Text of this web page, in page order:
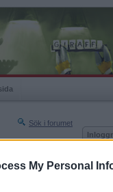
My Personal
Sök i forumet
Nästa sida »